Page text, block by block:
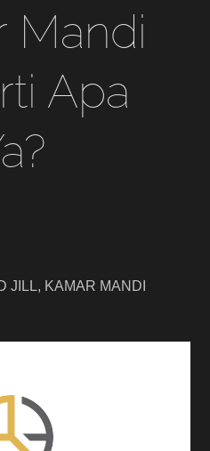
Mandi
Apa
JILL, KAMAR MANDI